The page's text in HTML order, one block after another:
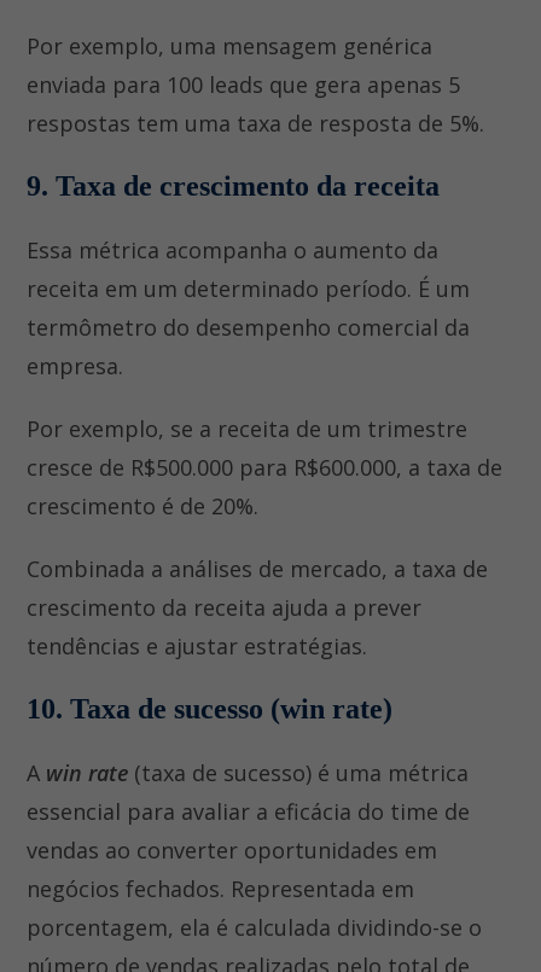
Por exemplo, uma mensagem genérica
enviada para 100 leads que gera apenas 5
respostas tem uma taxa de resposta de 5%.
9. Taxa de crescimento da receita
Essa métrica acompanha o aumento da
receita em um determinado período. É um
termômetro do desempenho comercial da
empresa.
Por exemplo, se a receita de um trimestre
cresce de R$500.000 para R$600.000, a taxa de
crescimento é de 20%.
Combinada a análises de mercado, a taxa de
crescimento da receita ajuda a prever
tendências e ajustar estratégias.
10. Taxa de sucesso (win rate)
A win rate (taxa de sucesso) é uma métrica
essencial para avaliar a eficácia do time de
vendas ao converter oportunidades em
negócios fechados. Representada em
porcentagem, ela é calculada dividindo-se o